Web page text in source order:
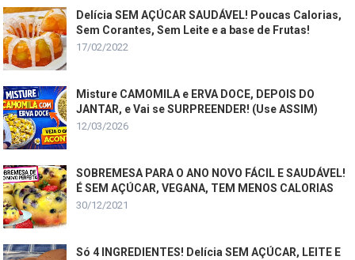
Delícia SEM AÇÚCAR SAUDÁVEL! Poucas Calorias,
Sem Corantes, Sem Leite e a base de Frutas!
17/02/2022
Misture CAMOMILA e ERVA DOCE, DEPOIS DO
JANTAR, e Vai se SURPREENDER! (Use ASSIM)
12/03/2026
SOBREMESA PARA O ANO NOVO FÁCIL E SAUDÁVEL!
É SEM AÇÚCAR, VEGANA, TEM MENOS CALORIAS
30/12/2021
Só 4 INGREDIENTES! Delícia SEM AÇÚCAR, LEITE E